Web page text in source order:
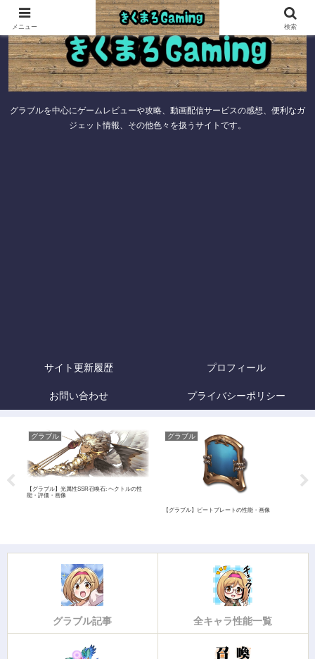
グラブルを中心にゲームレビューや攻略、動画配信サービスの感想、便利なガ
ジェット情報、その他色々を扱うサイトです。
サイト更新履歴 プロフィール
お問い合わせ プライバシーポリシー
グラブル
【グラブル】光属性SSR召喚石: ヘクトルの性
能・評価・画像
グラブル
【グラブル】ビートプレートの性能・画像
グラブル記事 全キャラ性能一覧
メニュー 検索